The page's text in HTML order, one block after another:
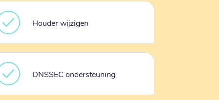
Houder wijzigen
DNSSEC ondersteuning